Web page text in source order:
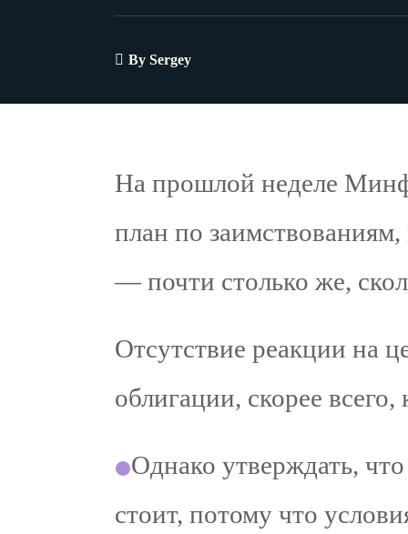
By Sergey
На прошлой неделе
план по
— почти столько же,
Отсутствие реакции на
облигации, скорее
Однако утверждать,
стоит, потому что